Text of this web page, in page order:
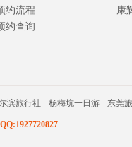
约流程
约查询
康
滨旅行社 杨梅坑一日游 东莞